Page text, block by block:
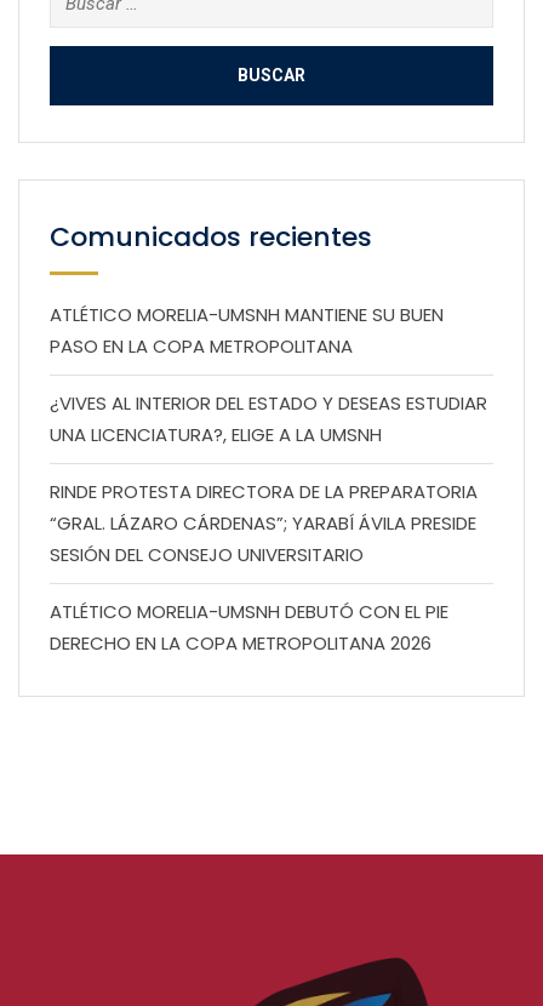
Comunicados recientes
ATLÉTICO MORELIA-UMSNH MANTIENE SU BUEN
PASO EN LA COPA METROPOLITANA
¿VIVES AL INTERIOR DEL ESTADO Y DESEAS ESTUDIAR
UNA LICENCIATURA?, ELIGE A LA UMSNH
RINDE PROTESTA DIRECTORA DE LA PREPARATORIA
“GRAL. LÁZARO CÁRDENAS”; YARABÍ ÁVILA PRESIDE
SESIÓN DEL CONSEJO UNIVERSITARIO
ATLÉTICO MORELIA-UMSNH DEBUTÓ CON EL PIE
DERECHO EN LA COPA METROPOLITANA 2026